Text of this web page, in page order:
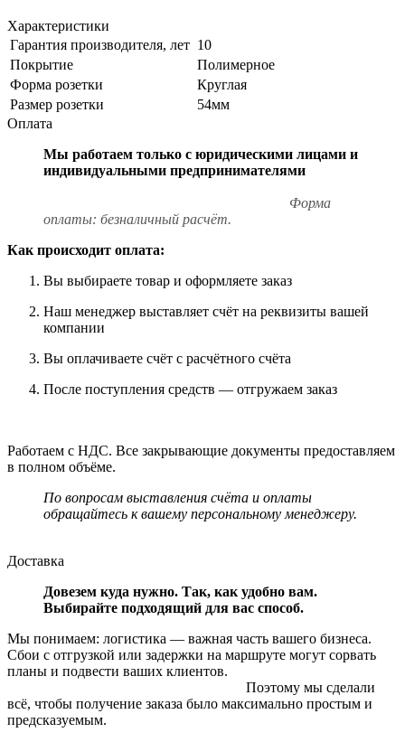
Характеристики
Гарантия производителя, лет 10
Покрытие
Полимерное
Форма розетки
Круглая
Размер розетки
54мм
Оплата
Мы работаем только с юридическими лицами и
индивидуальными предпринимателями
Форма
оплаты: безналичный расчёт.
Как происходит оплата:
Вы выбираете товар и оформляете заказ
Наш менеджер выставляет счёт на реквизиты вашей
компании
Вы оплачиваете счёт с расчётного счёта
После поступления средств — отгружаем заказ
Работаем с НДС. Все закрывающие документы предоставляем
в полном объёме.
По вопросам выставления счёта и оплаты
обращайтесь к вашему персональному менеджеру.
Доставка
Довезем куда нужно. Так, как удобно вам.
Выбирайте подходящий для вас способ.
Мы понимаем: логистика — важная часть вашего бизнеса.
Сбои с отгрузкой или задержки на маршруте могут сорвать
планы и подвести ваших клиентов.
Поэтому мы сделали
всё, чтобы получение заказа было максимально простым и
предсказуемым.